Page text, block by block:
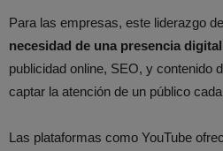
Para las empresas, este liderazgo
necesidad de una presencia
publicidad online, SEO, y contenido
captar la atención de un público
Las plataformas como YouTube